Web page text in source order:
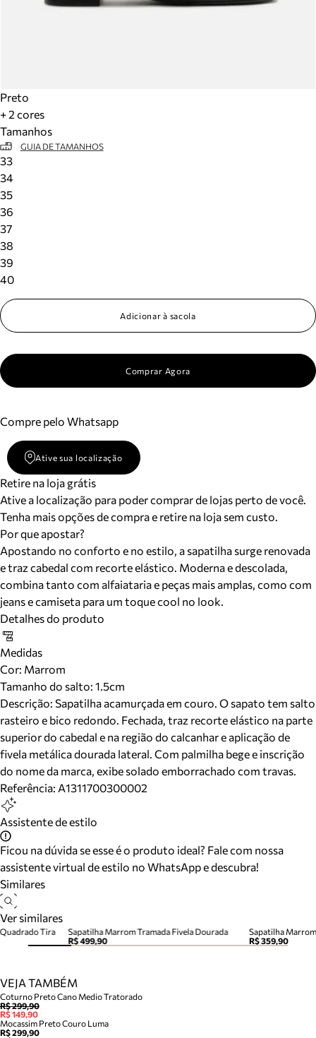
Preto
+ 2 cores
Tamanhos
GUIA DE TAMANHOS
33
34
35
36
37
38
39
40
Adicionar à sacola
Comprar Agora
Compre pelo Whatsapp
Ative sua localização
Retire na loja grátis
Ative a localização para poder comprar de lojas perto de você.
Tenha mais opções de compra e retire na loja sem custo.
Por que apostar?
Apostando no conforto e no estilo, a sapatilha surge renovada
e traz cabedal com recorte elástico. Moderna e descolada,
combina tanto com alfaiataria e peças mais amplas, como com
jeans e camiseta para um toque cool no look.
Detalhes do produto
Medidas
Cor: Marrom
Tamanho do salto: 1.5cm
Descrição: Sapatilha acamurçada em couro. O sapato tem salto
rasteiro e bico redondo. Fechada, traz recorte elástico na parte
superior do cabedal e na região do calcanhar e aplicação de
fivela metálica dourada lateral. Com palmilha bege e inscrição
do nome da marca, exibe solado emborrachado com travas.
Referência: A1311700300002
Assistente de estilo
Ficou na dúvida se esse é o produto ideal? Fale com nossa
assistente virtual de estilo no WhatsApp e descubra!
Similares
Ver similares
Sapatilha Marrom Tramada Fivela Dourada
R$ 499,90
Sapatilha
R$ 359,90
Tira
VEJA TAMBÉM
Coturno Preto Cano Medio Tratorado
R$ 299,90
R$ 149,90
Mocassim Preto Couro Luma
R$ 299,90